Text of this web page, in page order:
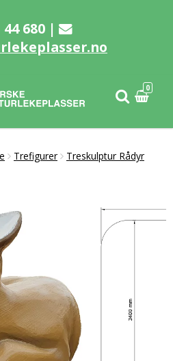
680 |
0
Trefigurer
Treskulptur Rådyr